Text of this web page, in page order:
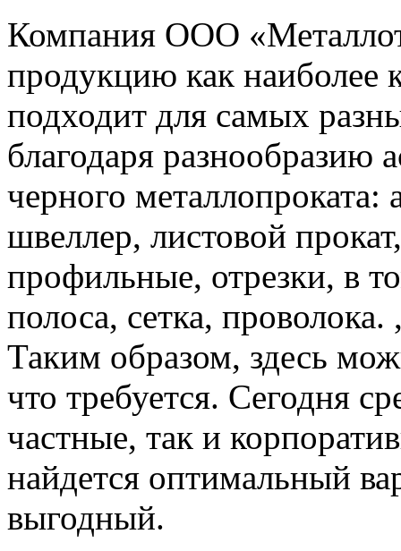
Компания ООО
продукцию как наиболее
подходит для самых
благодаря разнообразию
черного металлопроката:
швеллер, листовой
профильные, отрезки, в
полоса, сетка,
Таким образом, здесь
что требуется. Сегодня
частные, так и
найдется оптимальный
выгодный.